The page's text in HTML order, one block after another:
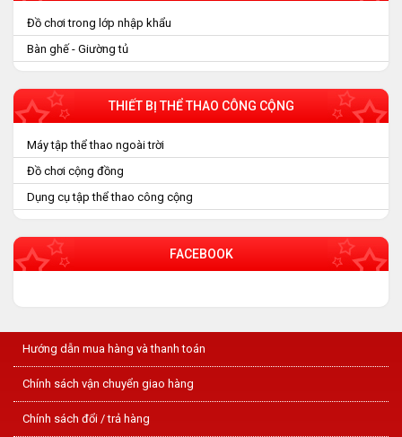
Đồ chơi trong lớp nhập khẩu
Bàn ghế - Giường tủ
THIẾT BỊ THỂ THAO CÔNG CỘNG
Máy tập thể thao ngoài trời
Đồ chơi cộng đồng
Dụng cụ tập thể thao công cộng
FACEBOOK
Hướng dẫn mua hàng và thanh toán
Chính sách vận chuyển giao hàng
Chính sách đổi / trả hàng